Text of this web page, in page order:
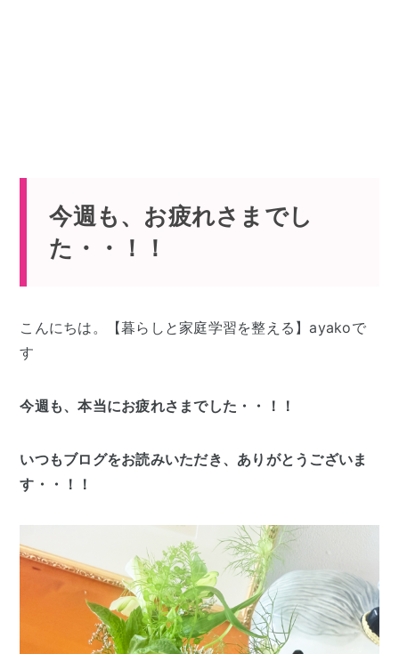
今週も、お疲れさまでし
た・・！！
こんにちは。【暮らしと家庭学習を整える】ayakoで
す
今週も、本当にお疲れさまでした・・！！
いつもブログをお読みいただき、ありがとうございま
す・・！！